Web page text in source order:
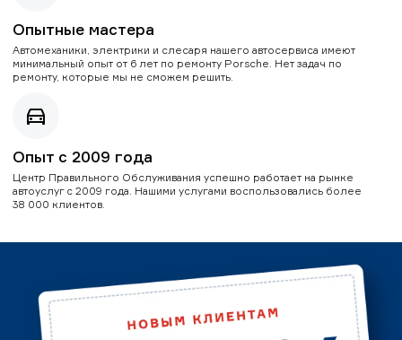
Опытные мастера
Автомеханики, электрики и слесаря нашего автосервиса имеют
минимальный опыт от 6 лет по ремонту Porsche. Нет задач по
ремонту, которые мы не сможем решить.
Опыт с 2009 года
Центр Правильного Обслуживания успешно работает на рынке
автоуслуг с 2009 года. Нашими услугами воспользовались более
38 000 клиентов.